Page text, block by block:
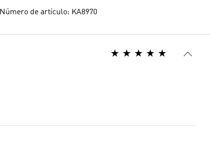
Número de artículo: KA8970